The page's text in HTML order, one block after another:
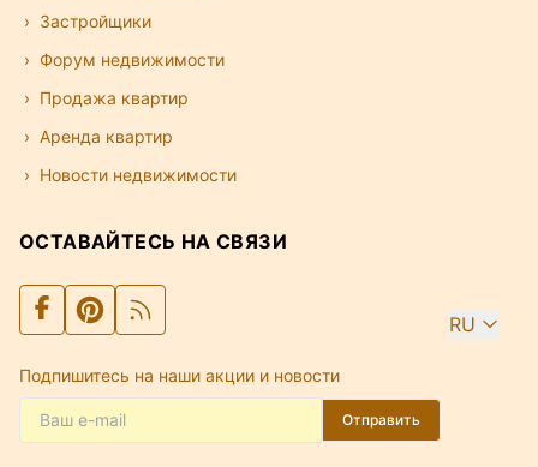
Застройщики
Форум недвижимости
Продажа квартир
Аренда квартир
Новости недвижимости
ОСТАВАЙТЕСЬ НА СВЯЗИ
RU
Подпишитесь на наши акции и новости
Отправить